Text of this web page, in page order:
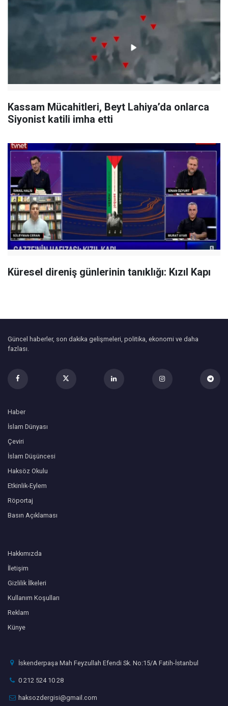
Kassam Mücahitleri, Beyt Lahiya’da onlarca
Siyonist katili imha etti
Küresel direniş günlerinin tanıklığı: Kızıl Kapı
Güncel haberler, son dakika gelişmeleri, politika, ekonomi ve daha
fazlası.
Haber
İslam Dünyası
Çeviri
İslam Düşüncesi
Haksöz Okulu
Etkinlik-Eylem
Röportaj
Basın Açıklaması
Hakkımızda
İletişim
Gizlilik İlkeleri
Kullanım Koşulları
Reklam
Künye
İskenderpaşa Mah Feyzullah Efendi Sk. No:15/A Fatih-İstanbul
0 212 524 10 28
haksozdergisi@gmail.com